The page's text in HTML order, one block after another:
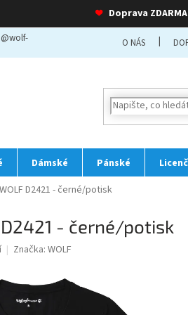
❤ Doprava ZDARMA
O NÁS
Dámské Pánské
D2421 - černé/potisk
- černé/potisk
Značka: WOLF